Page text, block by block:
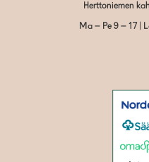
Herttoniemen
Ma – Pe 9 – 17 |